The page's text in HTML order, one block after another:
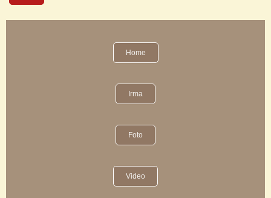
Home
Irma
Foto
Video